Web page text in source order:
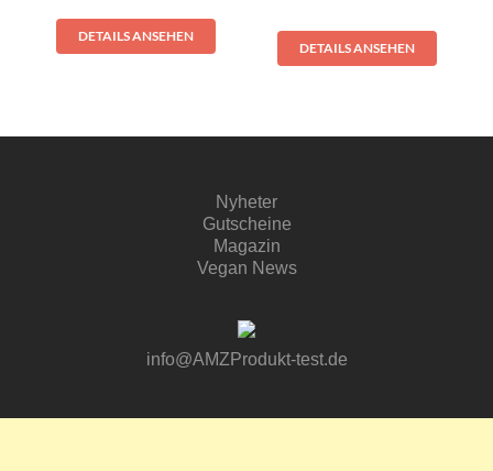
DETAILS ANSEHEN
DETAILS ANSEHEN
Nyheter
Gutscheine
Magazin
Vegan News
info@AMZProdukt-test.de